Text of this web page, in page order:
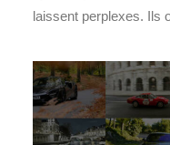
laissent perplexes. Ils